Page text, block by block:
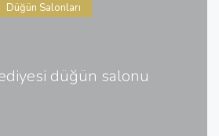
düğün salonu
Düğün Salonları